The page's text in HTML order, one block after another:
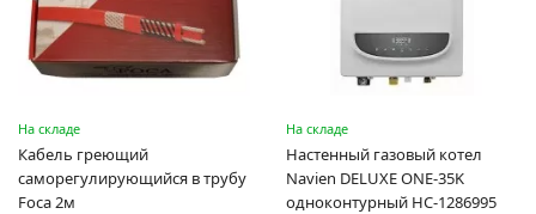
На складе
Кабель греющий
саморегулирующийся в трубу
Foca 2м
На складе
Настенный газовый котел
Navien DELUXE ONE-35K
одноконтурный НС-1286995